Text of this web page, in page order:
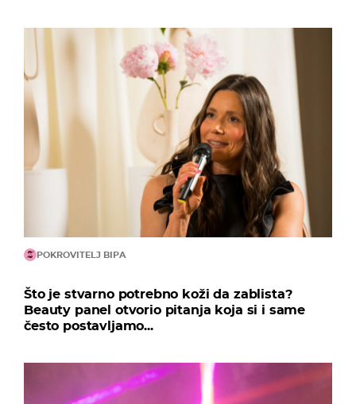
POKROVITELJ BIPA
Što je stvarno potrebno koži da zablista?
Beauty panel otvorio pitanja koja si i same
često postavljamo...